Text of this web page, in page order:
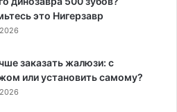
это Нигерзавр
заказать жалюзи: с
или установить самому?